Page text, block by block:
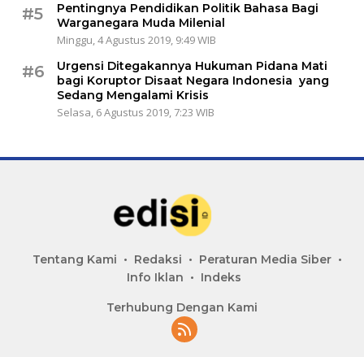
#5
Pentingnya Pendidikan Politik Bahasa Bagi
Warganegara Muda Milenial
Minggu, 4 Agustus 2019, 9:49 WIB
#6
Urgensi Ditegakannya Hukuman Pidana Mati
bagi Koruptor Disaat Negara Indonesia yang
Sedang Mengalami Krisis
Selasa, 6 Agustus 2019, 7:23 WIB
Tentang Kami Redaksi
Peraturan Media Siber
Info Iklan
Indeks
Terhubung Dengan Kami